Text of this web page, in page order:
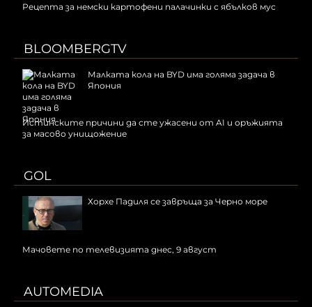
Рецепта за немски картофени палачинки с ябълков мус
BLOOMBERGTV
Малката кола на BYD има голяма задача в
Япония
Истинските причини да сте ужасени от AI и оръжията
за масово унищожение
GOL
Хорхе Падиля се завръща за Черно море
Мачовете по телевизията днес, 9 август
AUTOMEDIA